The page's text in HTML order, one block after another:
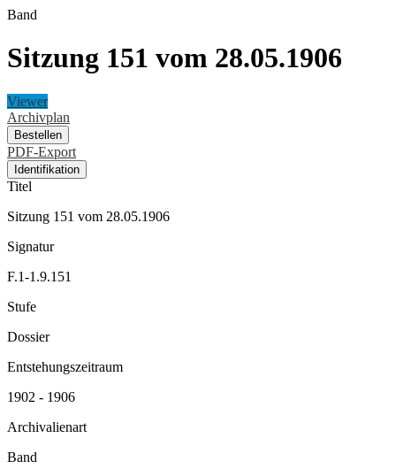
Band
Sitzung 151 vom 28.05.1906
Viewer
Archivplan
Bestellen
PDF-Export
Identifikation
Titel
Sitzung 151 vom 28.05.1906
Signatur
F.1-1.9.151
Stufe
Dossier
Entstehungszeitraum
1902 - 1906
Archivalienart
Band